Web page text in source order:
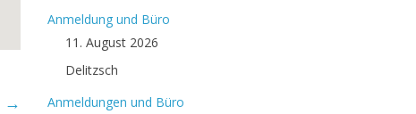
→
Anmeldung und Büro
11. August 2026
Delitzsch
Anmeldungen und Büro